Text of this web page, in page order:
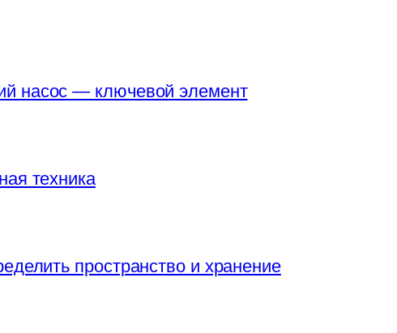
насос — ключевой элемент
техника
пространство и хранение